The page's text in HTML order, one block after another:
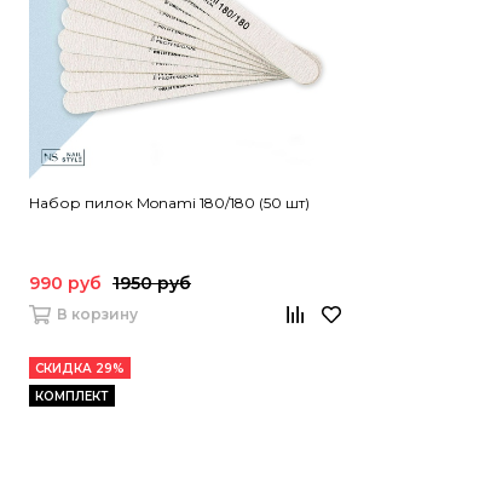
Набор пилок Monami 180/180 (50 шт)
990 руб 1950 руб
В корзину
СКИДКА 29%
КОМПЛЕКТ